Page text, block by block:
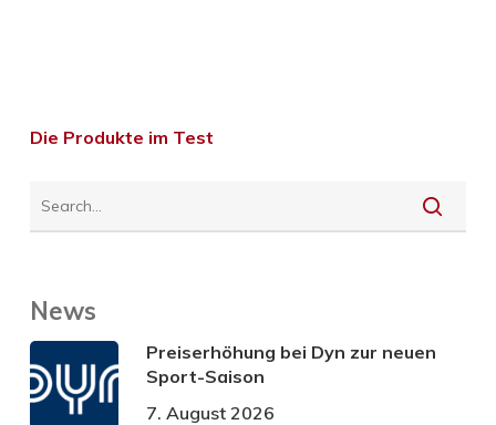
Die Produkte im Test
News
Preiserhöhung bei Dyn zur neuen
Sport-Saison
7. August 2026